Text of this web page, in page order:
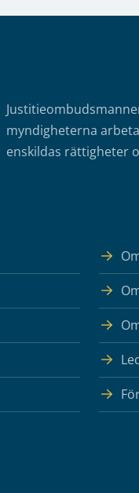
myndigheterna
enskildas rättigheter